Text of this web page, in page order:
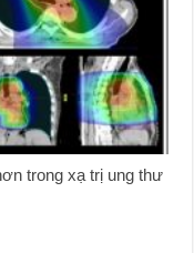
trong xạ trị ung thư